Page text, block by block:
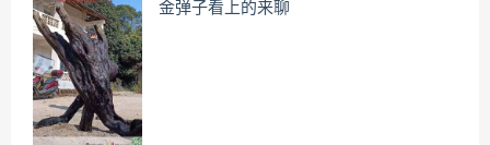
金弹子看上的来聊